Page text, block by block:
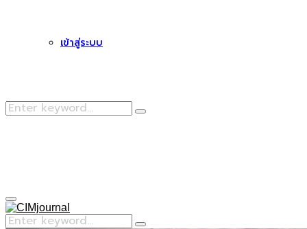
เข้าสู่ระบบ
Search
Search
Primary
Menu
Search